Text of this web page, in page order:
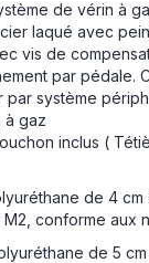
de vérin à
laqué avec
vis de
par
système
à gaz
inclus (
de 4 cm
conforme aux
de 5